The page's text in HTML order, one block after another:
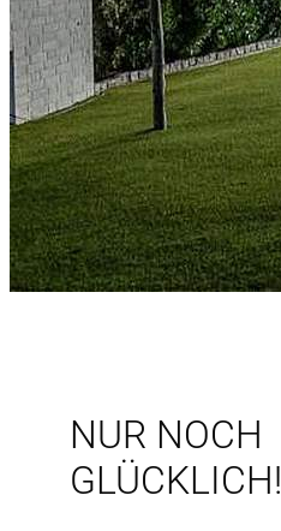
NUR NOCH
GLÜCKLICH!